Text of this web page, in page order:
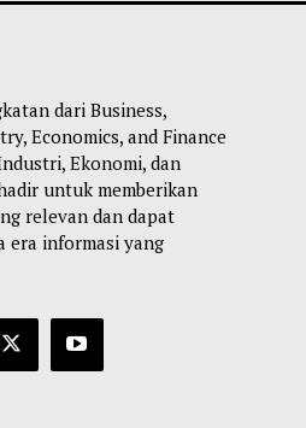
dari Business,
Economics, and Finance
Ekonomi, dan
untuk memberikan
relevan dan dapat
era informasi yang